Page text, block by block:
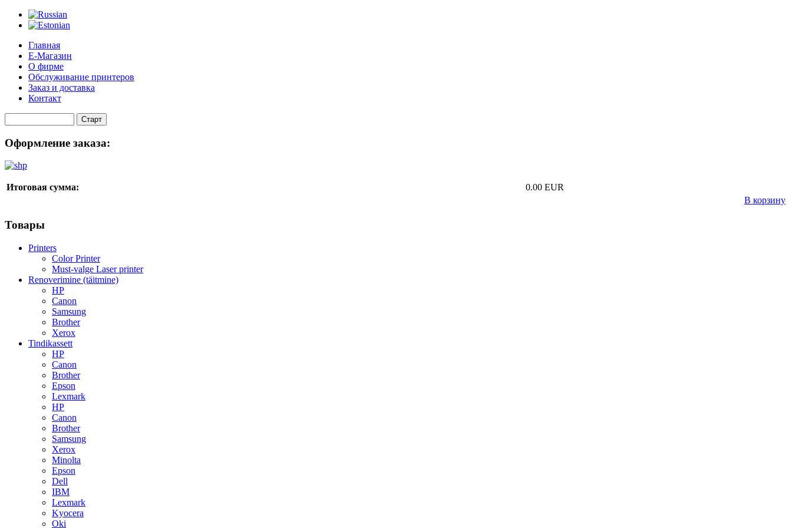
Главная
Е-Магазин
О фирме
Обслуживание принтеров
Заказ и доставка
Контакт
Оформление заказа:
Итоговая сумма:
0.00 EUR
В корзину
Товары
Printers
Color Printer
Must-valge Laser printer
Renoverimine (täitmine)
HP
Canon
Samsung
Brother
Xerox
Tindikassett
HP
Canon
Brother
Epson
Lexmark
HP
Canon
Brother
Samsung
Xerox
Minolta
Epson
Dell
IBM
Lexmark
Kyocera
Oki